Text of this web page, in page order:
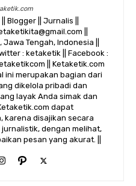
Blogger || Jurnalis ||
||
Tengah, Indonesia ||
: ketaketik || Facebook :
|| Ketaketik.com
ini merupakan bagian dari
dikelola pribadi dan
layak Anda simak dan
dapat
karena disajikan secara
dengan melihat,
pesan yang akurat. ||